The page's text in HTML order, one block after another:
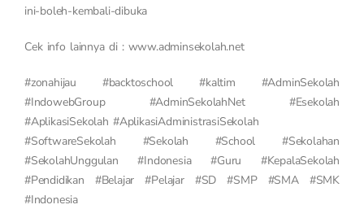
ini-boleh-kembali-dibuka
Cek info lainnya di : www.adminsekolah.net
#zonahijau #backtoschool #kaltim #AdminSekolah
#IndowebGroup #AdminSekolahNet #Esekolah
#AplikasiSekolah #AplikasiAdministrasiSekolah
#SoftwareSekolah #Sekolah #School #Sekolahan
#SekolahUnggulan #Indonesia #Guru #KepalaSekolah
#Pendidikan #Belajar #Pelajar #SD #SMP #SMA #SMK
#Indonesia